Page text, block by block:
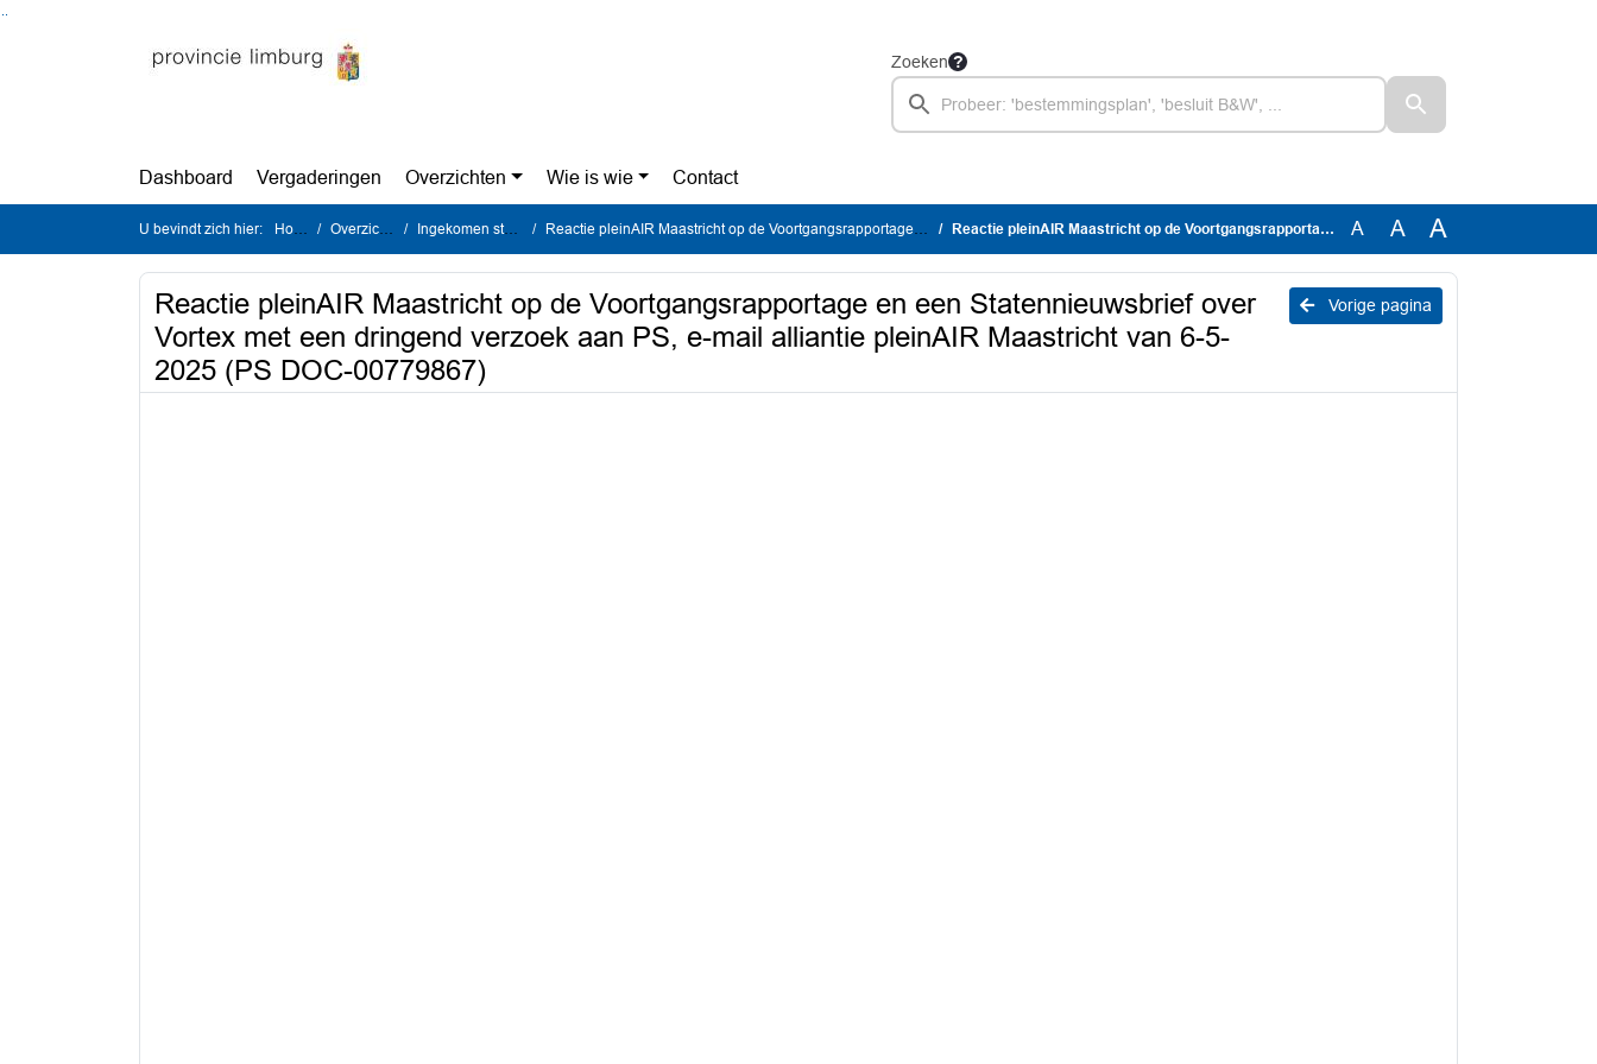
Zoeken
Dashboard Vergaderingen Overzichten Wie is wie Contact
U bevindt zich hier: Home Overzichten Ingekomen stukken Reactie pleinAIR Maastricht op de Voortgangsrapportage en een Statennieuwsbrief over Vortex met een dringend verzoek aan PS, e-mail alliantie pleinAIR Maastricht van 6-5-2025 (PS DOC-00779867) Reactie pleinAIR Maastricht op de Voortgangsrapportage en een Statennieuwsbrief over Vortex met een dringend verzoek aan PS, e-mail alliantie pleinAIR Maastricht van 6-5-2025 (PS DOC-00779867) A A A
Vorige pagina
Reactie pleinAIR Maastricht op de Voortgangsrapportage en een Statennieuwsbrief over
Vortex met een dringend verzoek aan PS, e-mail alliantie pleinAIR Maastricht van 6-5-
2025 (PS DOC-00779867)